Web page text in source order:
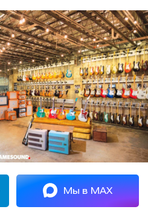
Мы в MAX